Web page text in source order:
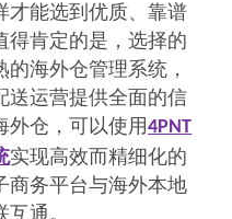
才能选到优质、靠谱
得肯定的是，选择的
海外仓管理系统，
送运营提供全面的信
外仓，可以使用4PNT
实现高效而精细化的
商务平台与海外本地
通。